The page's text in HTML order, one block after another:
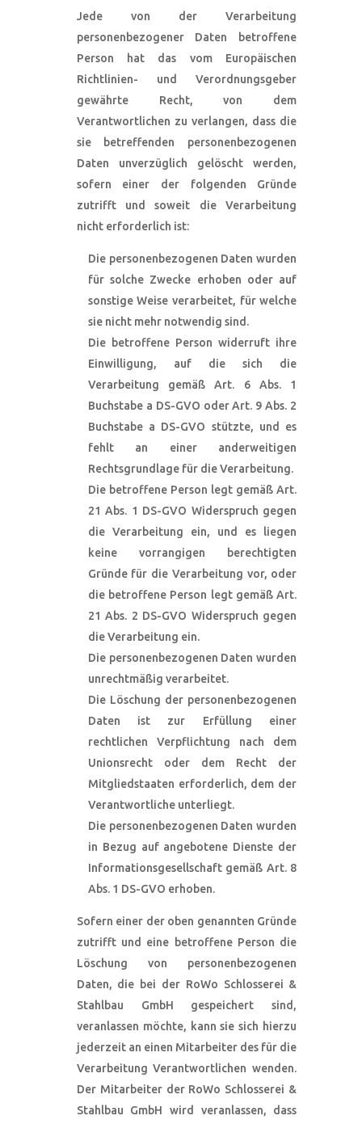
Jede von der Verarbeitung
personenbezogener Daten betroffene
Person hat das vom Europäischen
Richtlinien- und Verordnungsgeber
gewährte Recht, von dem
Verantwortlichen zu verlangen, dass die
sie betreffenden personenbezogenen
Daten unverzüglich gelöscht werden,
sofern einer der folgenden Gründe
zutrifft und soweit die Verarbeitung
nicht erforderlich ist:
Die personenbezogenen Daten wurden
für solche Zwecke erhoben oder auf
sonstige Weise verarbeitet, für welche
sie nicht mehr notwendig sind.
Die betroffene Person widerruft ihre
Einwilligung, auf die sich die
Verarbeitung gemäß Art. 6 Abs. 1
Buchstabe a DS-GVO oder Art. 9 Abs. 2
Buchstabe a DS-GVO stützte, und es
fehlt an einer anderweitigen
Rechtsgrundlage für die Verarbeitung.
Die betroffene Person legt gemäß Art.
21 Abs. 1 DS-GVO Widerspruch gegen
die Verarbeitung ein, und es liegen
keine vorrangigen berechtigten
Gründe für die Verarbeitung vor, oder
die betroffene Person legt gemäß Art.
21 Abs. 2 DS-GVO Widerspruch gegen
die Verarbeitung ein.
Die personenbezogenen Daten wurden
unrechtmäßig verarbeitet.
Die Löschung der personenbezogenen
Daten ist zur Erfüllung einer
rechtlichen Verpflichtung nach dem
Unionsrecht oder dem Recht der
Mitgliedstaaten erforderlich, dem der
Verantwortliche unterliegt.
Die personenbezogenen Daten wurden
in Bezug auf angebotene Dienste der
Informationsgesellschaft gemäß Art. 8
Abs. 1 DS-GVO erhoben.
Sofern einer der oben genannten Gründe
zutrifft und eine betroffene Person die
Löschung von personenbezogenen
Daten, die bei der RoWo Schlosserei &
Stahlbau GmbH gespeichert sind,
veranlassen möchte, kann sie sich hierzu
jederzeit an einen Mitarbeiter des für die
Verarbeitung Verantwortlichen wenden.
Der Mitarbeiter der RoWo Schlosserei &
Stahlbau GmbH wird veranlassen, dass